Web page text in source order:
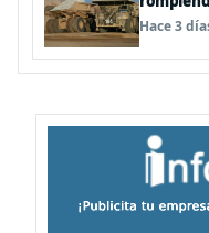
Hace 3